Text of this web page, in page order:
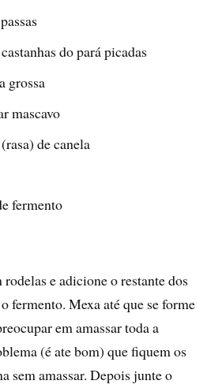
do pará picadas
grossa
mascavo
de canela
fermento
rodelas e adicione o restante dos
fermento. Mexa até que se forme
em amassar toda a
(é ate bom) que fiquem os
sem amassar. Depois junte o